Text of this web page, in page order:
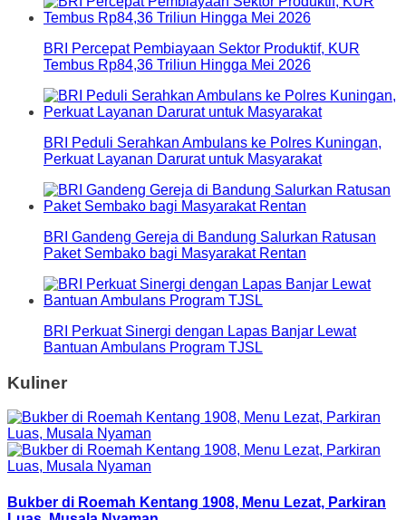
BRI Percepat Pembiayaan Sektor Produktif, KUR
Tembus Rp84,36 Triliun Hingga Mei 2026
BRI Peduli Serahkan Ambulans ke Polres Kuningan,
Perkuat Layanan Darurat untuk Masyarakat
BRI Gandeng Gereja di Bandung Salurkan Ratusan
Paket Sembako bagi Masyarakat Rentan
BRI Perkuat Sinergi dengan Lapas Banjar Lewat
Bantuan Ambulans Program TJSL
Kuliner
Bukber di Roemah Kentang 1908, Menu Lezat, Parkiran